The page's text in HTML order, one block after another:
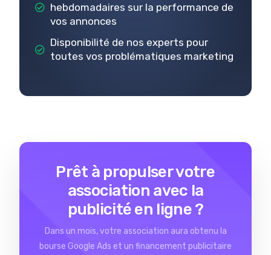
hebdomadaires sur la performance de
vos annonces
Disponibilité de nos experts pour
toutes vos problématiques marketing
Prêt à propulser votre
association avec la
publicité en ligne ?
Dans un mois, votre association aura obtenu la
bourse Google Ads et un financement publicitaire